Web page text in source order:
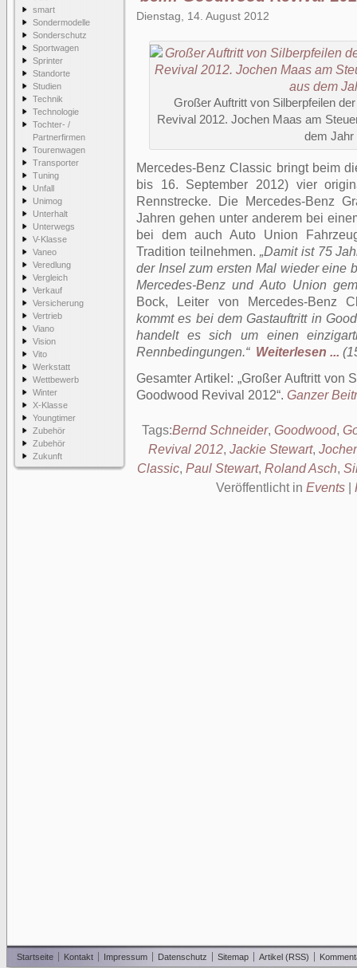
smart
Sondermodelle
Sonderschutz
Sportwagen
Sprinter
Standorte
Studien
Technik
Technologie
Tochter- /
Partnerfirmen
Tourenwagen
Transporter
Tuning
Unfall
Unimog
Unterhalt
Unterwegs
V-Klasse
Vaneo
Veredlung
Vergleich
Verkauf
Versicherung
Vertrieb
Viano
Vision
Vito
Werkstatt
Wettbewerb
Winter
X-Klasse
Youngtimer
Zubehör
Zubehör
Zukunft
Dienstag, 14. August 2012
Großer Auftritt von Silberpfeilen
Revival 2012. Jochen Maas am
dem Jahr
Mercedes-Benz Classic bringt beim
bis 16. September 2012) vier
Rennstrecke. Die Mercedes-Benz
Jahren gehen unter anderem bei
bei dem auch Auto Union
Tradition teilnehmen. „Damit ist 75
der Insel zum ersten Mal wieder eine
Mercedes-Benz und Auto Union
Bock, Leiter von Mercedes-Benz
kommt es bei dem Gastauftritt in
handelt es sich um einen
Rennbedingungen.“ Weiterlesen ...
Gesamter Artikel:
Großer Auftritt von
Goodwood Revival 2012 . Ganzer
Tags:Bernd Schneider, Goodwood,
Revival 2012, Jackie Stewart,
Classic, Paul Stewart, Roland Asch,
Veröffentlicht in Events
Startseite Kontakt Impressum Datenschutz Sitemap Artikel (RSS)